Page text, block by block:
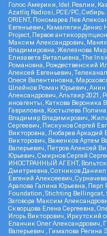
Голос Америки, Idel.Реалии,
Azatliq Radiosi, PCE/PC,
ORIENT, Пономарев Лев
Евгеньевич, Камалягин Денис
Project, Первое
Максим Александрович,
Владимировна, Железнова
Елизавета Витальевна, The
Романовна, Рождественский
Алексей Евгеньевич,
Олеся Валентиновна,
Шлейнов Роман Юрьевич,
Александрович, Альтаир 2021,
иноагенты, Каткова Вероника
Гавриловна, Костылева
Владимир Владимирович,
Сергеевич, Пискунов Сергей
Викторовна, Любарев Аркадий
Викторович, Важенков Артем
Валерьевич, Петров Алексей
Юрьевич, Смирнов Сергей
ИНОСТРАННЫЙ АГЕНТ,
Дмитриевна, Сотников Даниил
Евгений Алексеевич,
Арапова Галина Юрьевна,
Foundation, Stichting
Заговора Максим
Скворцова Елена Сергеевна,
Игорь Викторович,
Еланчик Олег Александрович,
Валерьевич , Гималова